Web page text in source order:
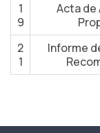
1
9
Acta de
2
1
Informe